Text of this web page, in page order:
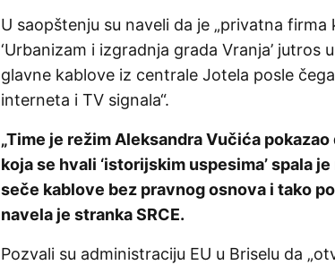
U saopštenju su naveli da je „privatna
‘Urbanizam i izgradnja grada Vranja’ jutros
glavne kablove iz centrale Jotela posle
interneta i TV signala“.
„Time je režim Aleksandra Vučića
koja se hvali ‘istorijskim uspesima’ spala
seče kablove bez pravnog osnova i tako
navela je stranka SRCE.
Pozvali su administraciju EU u Briselu da